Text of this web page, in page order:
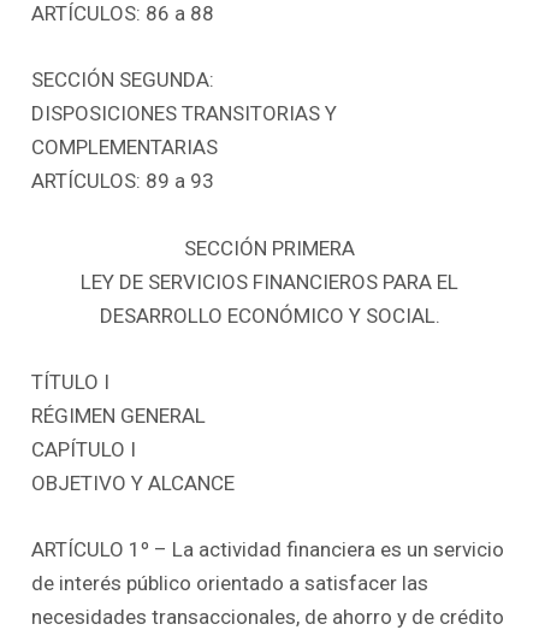
ARTÍCULOS: 86 a 88
SECCIÓN SEGUNDA:
DISPOSICIONES TRANSITORIAS Y
COMPLEMENTARIAS
ARTÍCULOS: 89 a 93
SECCIÓN PRIMERA
LEY DE SERVICIOS FINANCIEROS PARA EL
DESARROLLO ECONÓMICO Y SOCIAL.
TÍTULO I
RÉGIMEN GENERAL
CAPÍTULO I
OBJETIVO Y ALCANCE
ARTÍCULO 1º – La actividad financiera es un servicio
de interés público orientado a satisfacer las
necesidades transaccionales, de ahorro y de crédito